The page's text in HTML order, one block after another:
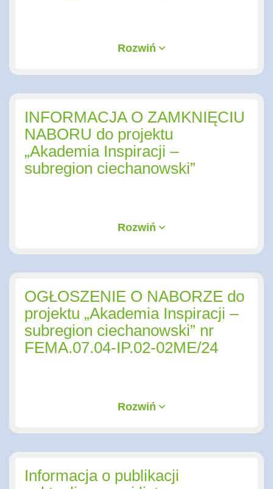
Rozwiń
INFORMACJA O ZAMKNIĘCIU
NABORU do projektu
„Akademia Inspiracji –
subregion ciechanowski”
Rozwiń
OGŁOSZENIE O NABORZE do
projektu „Akademia Inspiracji –
subregion ciechanowski” nr
FEMA.07.04-IP.02-02ME/24
Rozwiń
Informacja o publikacji